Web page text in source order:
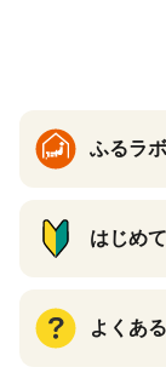
ふるラ
はじめ
よくあ